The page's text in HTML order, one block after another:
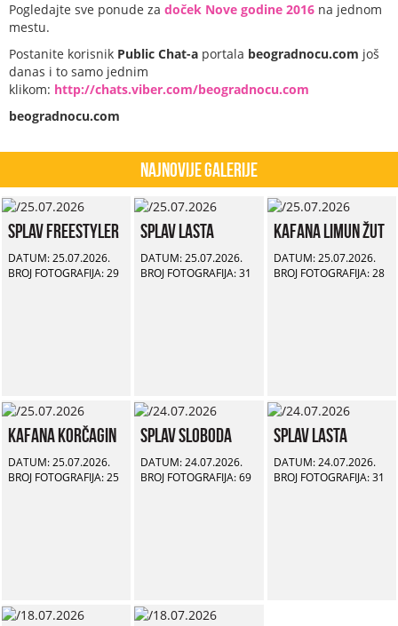
Pogledajte sve ponude za doček Nove godine 2016 na jednom
mestu.
Postanite korisnik Public Chat-a portala beogradnocu.com još
danas i to samo jednim
klikom: http://chats.viber.com/beogradnocu.com
beogradnocu.com
Najnovije Galerije
Splav Freestyler
DATUM: 25.07.2026.
BROJ FOTOGRAFIJA: 29
Splav Lasta
DATUM: 25.07.2026.
BROJ FOTOGRAFIJA: 31
Kafana Limun Žut
DATUM: 25.07.2026.
BROJ FOTOGRAFIJA: 28
Kafana Korčagin
DATUM: 25.07.2026.
BROJ FOTOGRAFIJA: 25
Splav Sloboda
DATUM: 24.07.2026.
BROJ FOTOGRAFIJA: 69
Splav Lasta
DATUM: 24.07.2026.
BROJ FOTOGRAFIJA: 31